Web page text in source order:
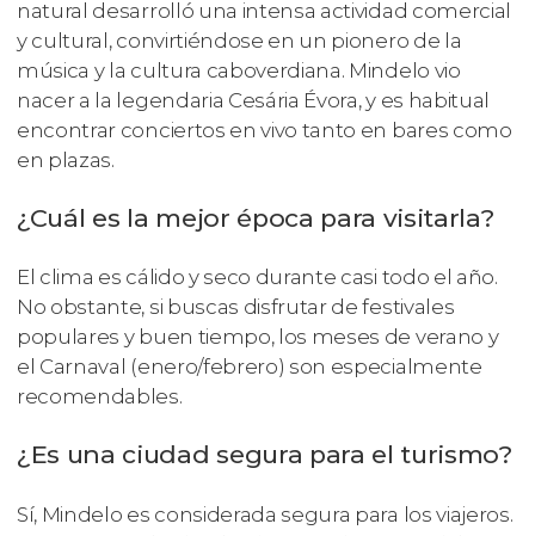
natural desarrolló una intensa actividad comercial
y cultural, convirtiéndose en un pionero de la
música y la cultura caboverdiana. Mindelo vio
nacer a la legendaria Cesária Évora, y es habitual
encontrar conciertos en vivo tanto en bares como
en plazas.
¿Cuál es la mejor época para visitarla?
El clima es cálido y seco durante casi todo el año.
No obstante, si buscas disfrutar de festivales
populares y buen tiempo, los meses de verano y
el Carnaval (enero/febrero) son especialmente
recomendables.
¿Es una ciudad segura para el turismo?
Sí, Mindelo es considerada segura para los viajeros.